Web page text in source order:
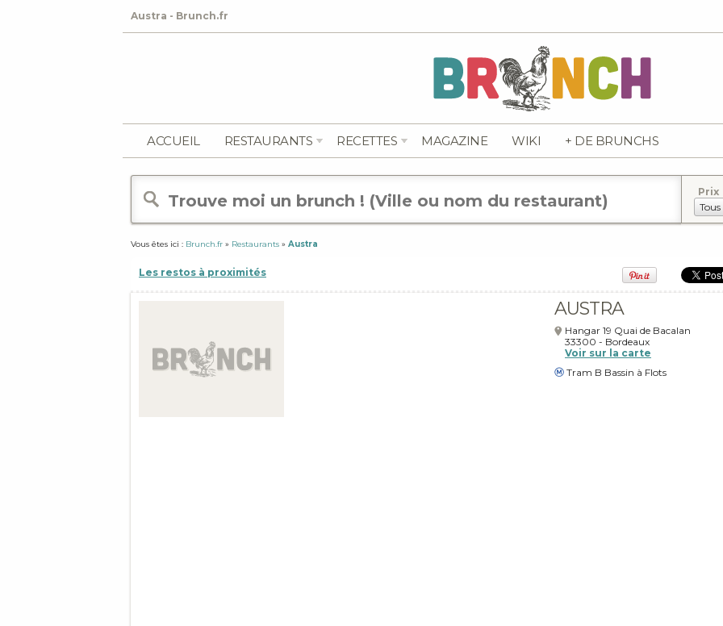
Austra - Brunch.fr
ACCUEIL RESTAURANTS RECETTES MAGAZINE WIKI + DE BRUNCHS
Prix
Vous êtes ici : Brunch.fr » Restaurants » Austra
Les restos à proximités
AUSTRA
Hangar 19 Quai de Bacalan
33300 - Bordeaux
Voir sur la carte
Tram B Bassin à Flots